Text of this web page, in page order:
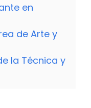
en
de Arte y
la Técnica y